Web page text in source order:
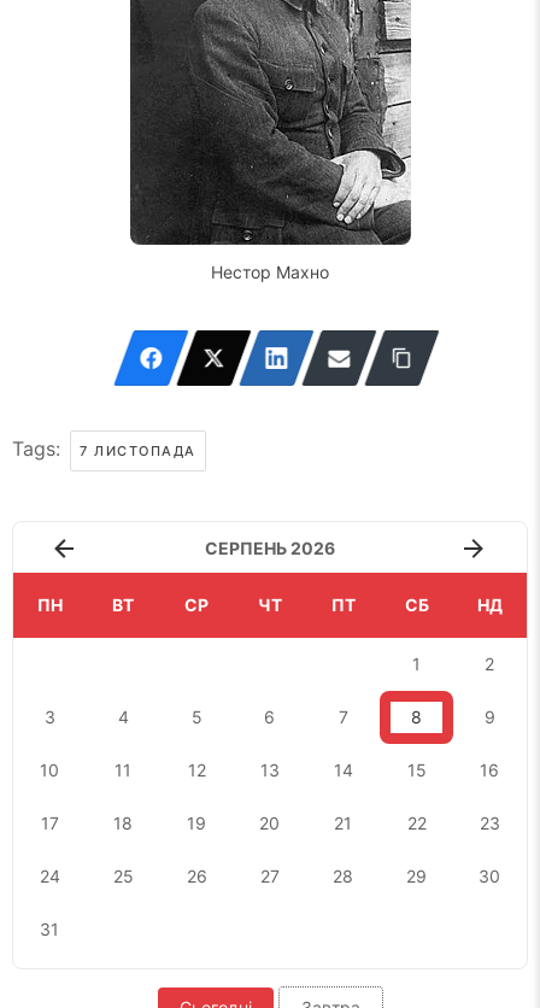
Нестор Махно
Tags: 7 ЛИСТОПАДА
СЕРПЕНЬ 2026
ПН ВТ СР ЧТ ПТ СБ НД
1 2
3 4 5 6 7 8 9
10 11 12 13 14 15 16
17 18 19 20 21 22 23
24 25 26 27 28 29 30
31